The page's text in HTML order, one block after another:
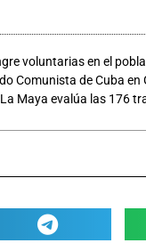
voluntarias en el
Comunista de Cuba en
Maya evalúa las 176